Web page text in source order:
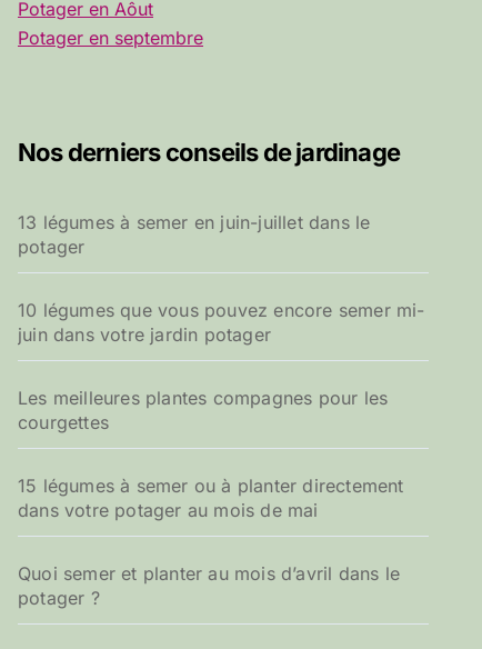
Potager en Aôut
Potager en septembre
Nos derniers conseils de jardinage
13 légumes à semer en juin-juillet dans le
potager
10 légumes que vous pouvez encore semer mi-
juin dans votre jardin potager
Les meilleures plantes compagnes pour les
courgettes
15 légumes à semer ou à planter directement
dans votre potager au mois de mai
Quoi semer et planter au mois d’avril dans le
potager ?